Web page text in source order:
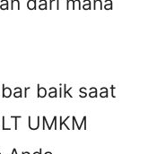
baik saat
UMKM